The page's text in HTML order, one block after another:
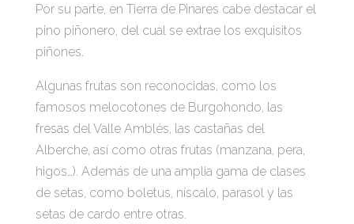
Por su parte, en Tierra de Pinares cabe destacar el
pino piñonero, del cual se extrae los exquisitos
piñones.
Algunas frutas son reconocidas, como los
famosos melocotones de Burgohondo, las
fresas del Valle Amblés, las castañas del
Alberche, así como otras frutas (manzana, pera,
higos…). Además de una amplia gama de clases
de setas, como boletus, níscalo, parasol y las
setas de cardo entre otras.